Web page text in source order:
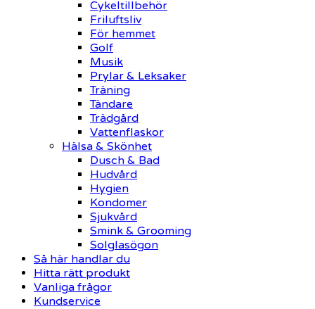
Cykeltillbehör
Friluftsliv
För hemmet
Golf
Musik
Prylar & Leksaker
Träning
Tändare
Trädgård
Vattenflaskor
Hälsa & Skönhet
Dusch & Bad
Hudvård
Hygien
Kondomer
Sjukvård
Smink & Grooming
Solglasögon
Så här handlar du
Hitta rätt produkt
Vanliga frågor
Kundservice